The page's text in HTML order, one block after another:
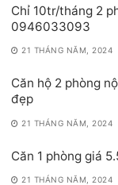
Chỉ 10tr/tháng 2
0946033093
21 THÁNG NĂM, 2024
Căn hộ 2 phòng
đẹp
21 THÁNG NĂM, 2024
Căn 1 phòng giá
21 THÁNG NĂM, 2024